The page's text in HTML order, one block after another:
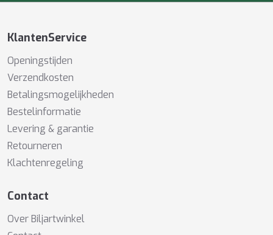
KlantenService
Openingstijden
Verzendkosten
Betalingsmogelijkheden
Bestelinformatie
Levering & garantie
Retourneren
Klachtenregeling
Contact
Over Biljartwinkel